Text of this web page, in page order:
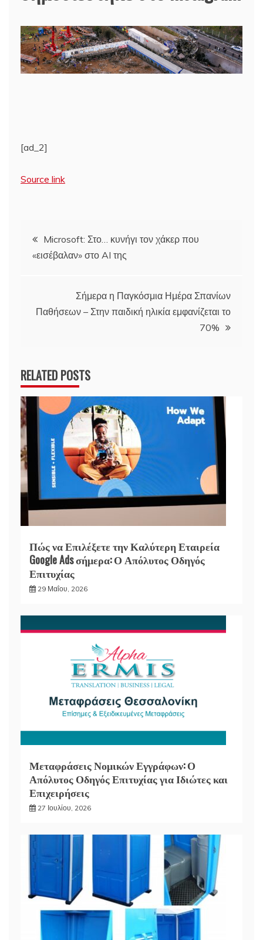
[ad_2]
Source link
Πλοήγηση
άρθρων
Microsoft: Στο… κυνήγι τον χάκερ που
«εισέβαλαν» στο AI της
Σήμερα η Παγκόσμια Ημέρα Σπανίων
Παθήσεων – Στην παιδική ηλικία εμφανίζεται το
70%
RELATED POSTS
Πώς να Επιλέξετε την Καλύτερη Εταιρεία
Google Ads σήμερα: Ο Απόλυτος Οδηγός
Επιτυχίας
29 Μαΐου, 2026
Μεταφράσεις Νομικών Εγγράφων: Ο
Απόλυτος Οδηγός Επιτυχίας για Ιδιώτες και
Επιχειρήσεις
27 Ιουλίου, 2026